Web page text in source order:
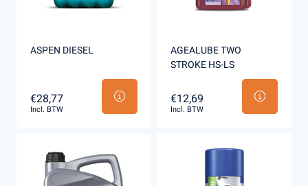
ASPEN DIESEL
€28,77
Incl. BTW
AGEALUBE TWO
STROKE HS-LS
€12,69
Incl. BTW